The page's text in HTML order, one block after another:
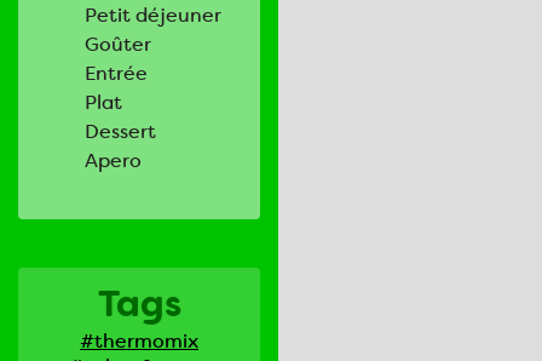
Petit déjeuner
Goûter
Entrée
Plat
Dessert
Apero
Tags
#thermomix